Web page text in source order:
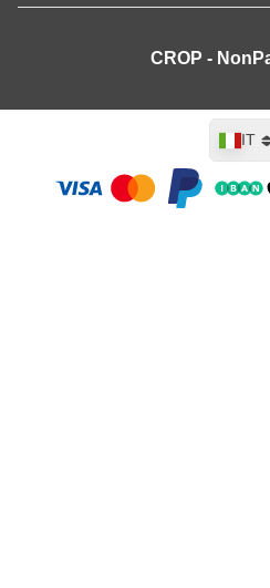
CROP -
Lingua
IT